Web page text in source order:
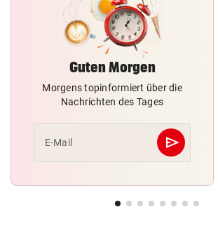
Guten Morgen
Morgens topinformiert über die
Nachrichten des Tages
E-Mail send
Abschicken